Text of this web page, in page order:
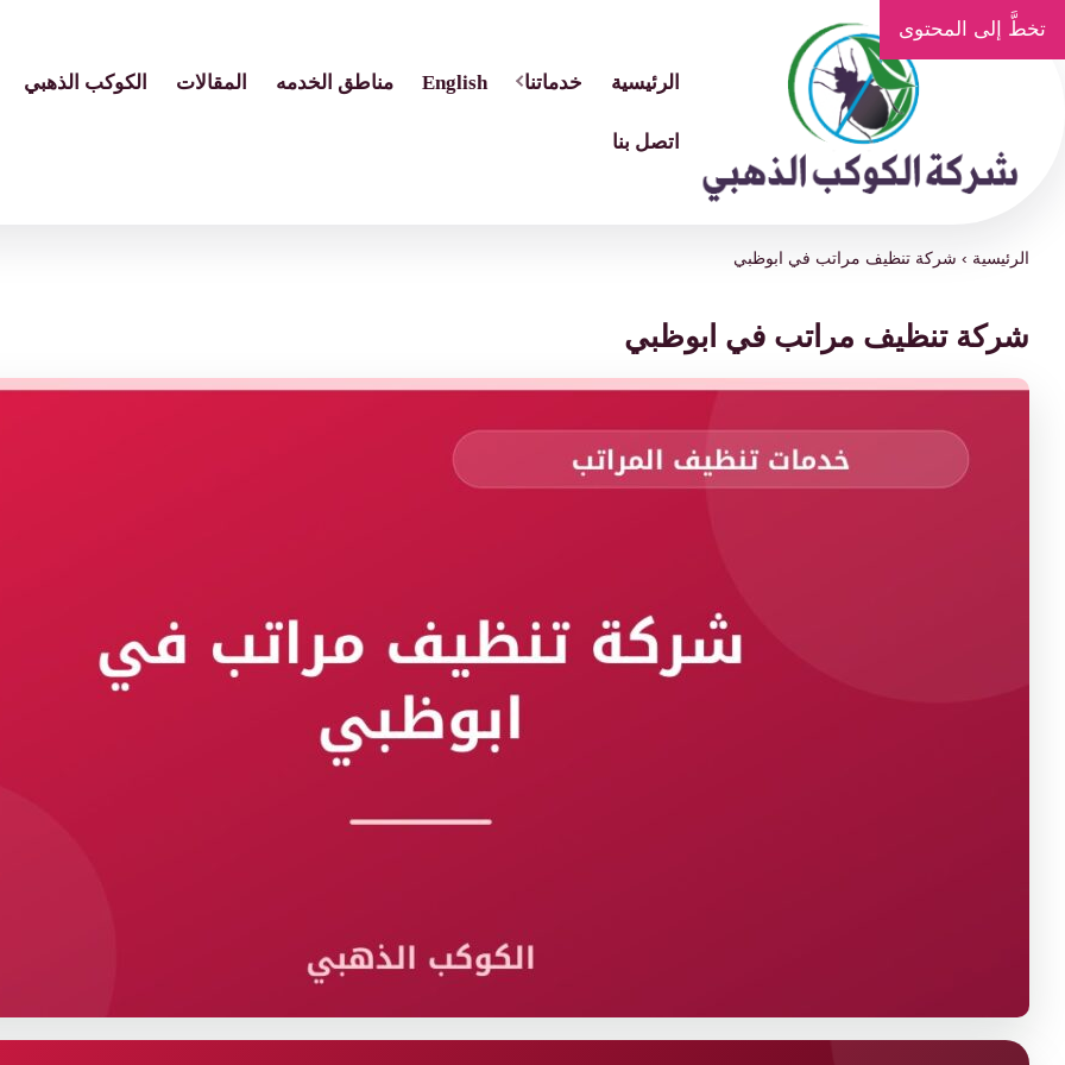
تخطَّ إلى المحتوى
الرئيسية خدماتنا English مناطق الخدمه المقالات الكوكب الذهبي
اتصل بنا
الرئيسية › شركة تنظيف مراتب في ابوظبي
شركة تنظيف مراتب في ابوظبي